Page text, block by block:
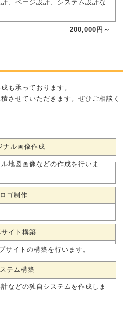
、ページ設計、システム設計な
200,000円～
も承っております。
させていただきます。ぜひご相談く
ナル画像作成
地図画像などの作成を行いま
ロゴ制作
サイト構築
サイトの構築を行います。
テム構築
などの独自システムを作成しま